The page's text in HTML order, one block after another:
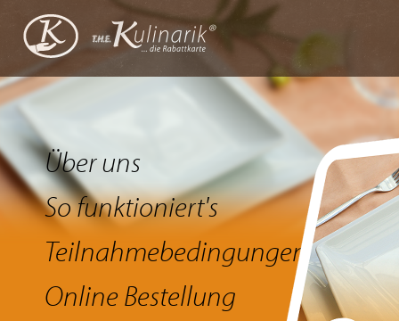
Über uns
So funktioniert's
Teilnahmebedingungen
Online Bestellung